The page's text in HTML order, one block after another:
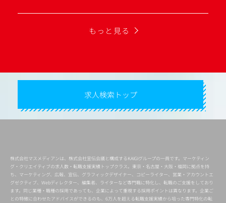
もっと見る
求人検索トップ
株式会社マスメディアンは、株式会社宣伝会議と構成するKAIGIグループの一員です。マーケティン
グ・クリエイティブの求人数・転職支援実績トップクラス。東京・名古屋・大阪・福岡に拠点を持
ち、マーケティング、広報、宣伝、グラフィックデザイナー、コピーライター、営業・アカウントエ
グゼクティブ、Webディレクター、編集者、ライターなど専門職に特化し、転職のご支援をしており
ます。同じ業種・職種の採用であっても、企業によって重視する採用ポイントは異なります。企業ご
との特徴に合わせたアドバイスができるのも、6万人を超える転職支援実績から培った専門特化の転